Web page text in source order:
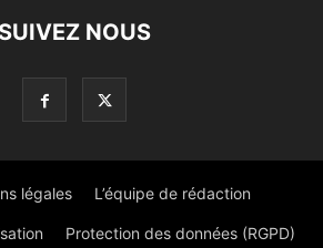
SUIVEZ NOUS
légales L’équipe de rédaction
Protection des données (RGPD)